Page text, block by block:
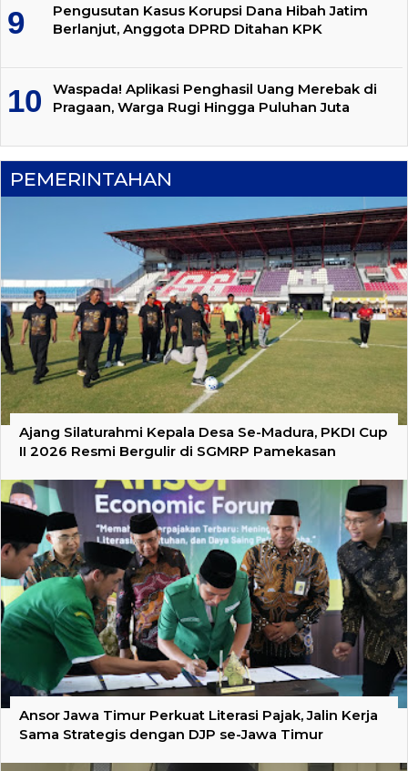
Pengusutan Kasus Korupsi Dana Hibah Jatim
Berlanjut, Anggota DPRD Ditahan KPK
Waspada! Aplikasi Penghasil Uang Merebak di
Pragaan, Warga Rugi Hingga Puluhan Juta
PEMERINTAHAN
Ajang Silaturahmi Kepala Desa Se-Madura, PKDI Cup
II 2026 Resmi Bergulir di SGMRP Pamekasan
Ansor Jawa Timur Perkuat Literasi Pajak, Jalin Kerja
Sama Strategis dengan DJP se-Jawa Timur